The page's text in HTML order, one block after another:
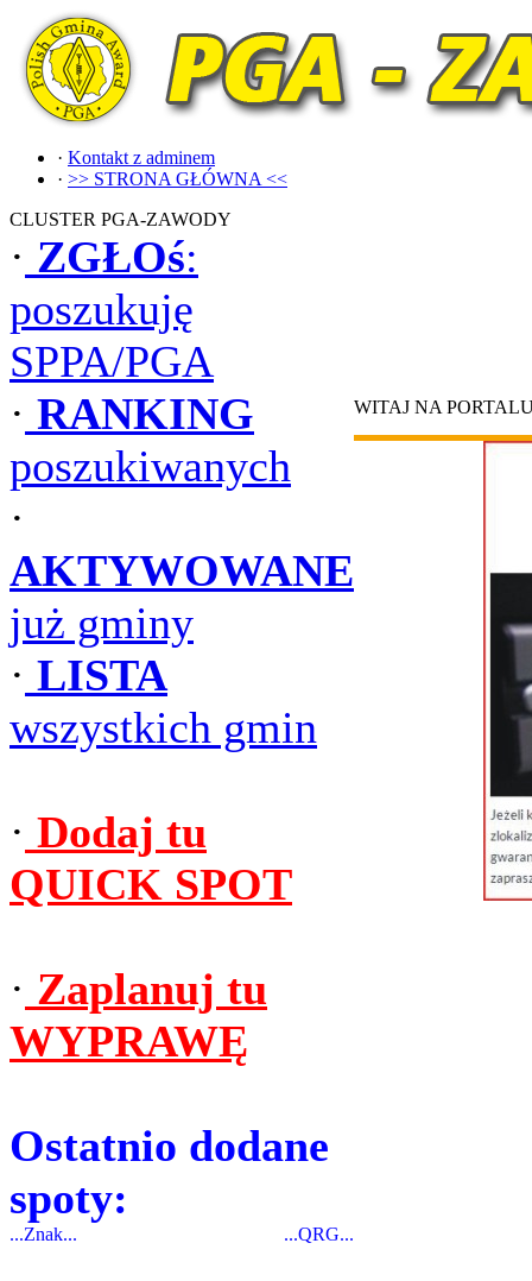
· Kontakt z adminem
· >> STRONA GŁÓWNA <<
CLUSTER PGA-ZAWODY
· ZGŁOś:
poszukuję
SPPA/PGA
· RANKING
poszukiwanych
·
AKTYWOWANE
już gminy
· LISTA
wszystkich gmin
· Dodaj tu
QUICK SPOT
· Zaplanuj tu
WYPRAWĘ
Ostatnio dodane
spoty:
...Znak... ...QRG...
WITAJ NA